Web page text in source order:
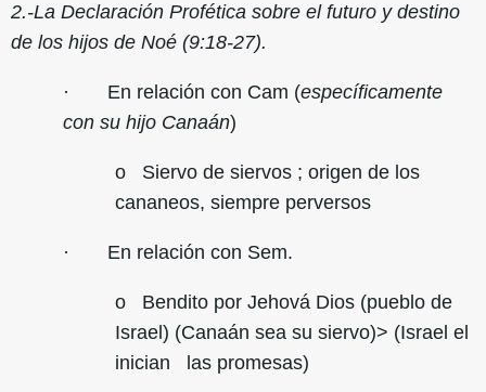
2.-La Declaración Profética sobre el futuro y destino
de los hijos de Noé (9:18-27).
· En relación con Cam (específicamente
con su hijo Canaán)
o Siervo de siervos ; origen de los
cananeos, siempre perversos
· En relación con Sem.
o Bendito por Jehová Dios (pueblo de
Israel) (Canaán sea su siervo)> (Israel el
inician las promesas)